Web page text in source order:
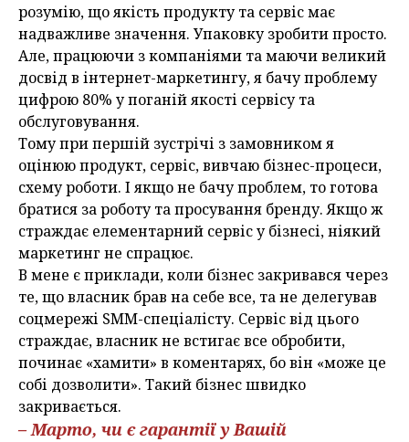
розумію, що якість продукту та сервіс має
надважливе значення. Упаковку зробити просто.
Але, працюючи з компаніями та маючи великий
досвід в інтернет-маркетингу, я бачу проблему
цифрою 80% у поганій якості сервісу та
обслуговування.
Тому при першій зустрічі з замовником я
оцінюю продукт, сервіс, вивчаю бізнес-процеси,
схему роботи. І якщо не бачу проблем, то готова
братися за роботу та просування бренду. Якщо ж
страждає елементарний сервіс у бізнесі, ніякий
маркетинг не спрацює.
В мене є приклади, коли бізнес закривався через
те, що власник брав на себе все, та не делегував
соцмережі SММ-спеціалісту. Сервіс від цього
страждає, власник не встигає все обробити,
починає «хамити» в коментарях, бо він «може це
собі дозволити». Такий бізнес швидко
закривається.
– Марто, чи є гарантії у Вашій